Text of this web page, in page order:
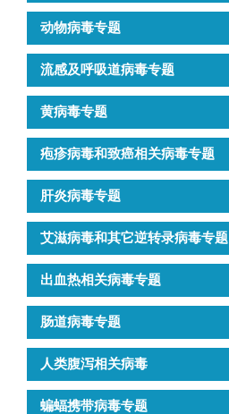
动物病毒专题
流感及呼吸道病毒专题
黄病毒专题
疱疹病毒和致癌相关病毒专题
肝炎病毒专题
艾滋病毒和其它逆转录病毒专题
出血热相关病毒专题
肠道病毒专题
人类腹泻相关病毒
蝙蝠携带病毒专题